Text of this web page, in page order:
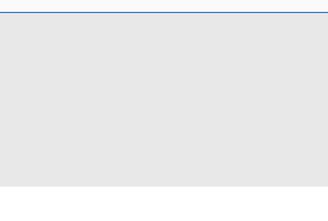
und viele weitere Sport- &